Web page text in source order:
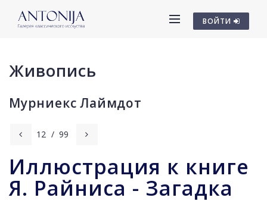
ВОЙТИ
Живопись
Мурниекс Лаймдот
12 / 99
Иллюстрация к книге
Я. Райниса - Загадка